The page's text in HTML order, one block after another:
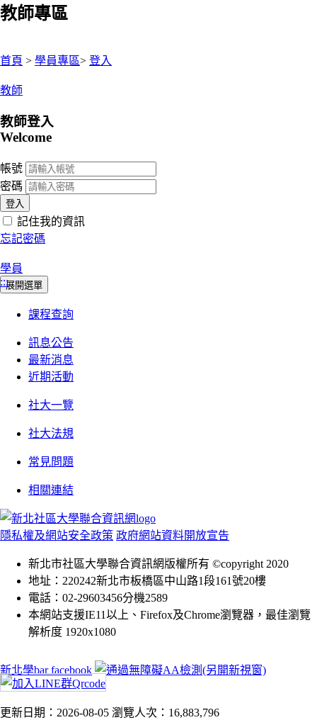
教師專區
首頁 > 學員專區> 登入
教師
教師登入
Welcome
帳號
密碼
登入
記住我的資訊
忘記密碼
學員
:::展開選單
課程查詢
訊息公告
最新消息
近期活動
社大一覽
社大法規
常見問題
相關連結
隱私權及網站安全政策 政府網站資料開放宣告
新北市社區大學聯合資訊網版權所有 ©copyright 2020
地址：220242新北市板橋區中山路1段161號20樓
電話：02-29603456分機2589
本網站支援IE11以上、Firefox及Chrome瀏覽器，最佳瀏覽
解析度 1920x1080
新北學bar facebook
更新日期：2026-08-05 瀏覽人次：16,883,796